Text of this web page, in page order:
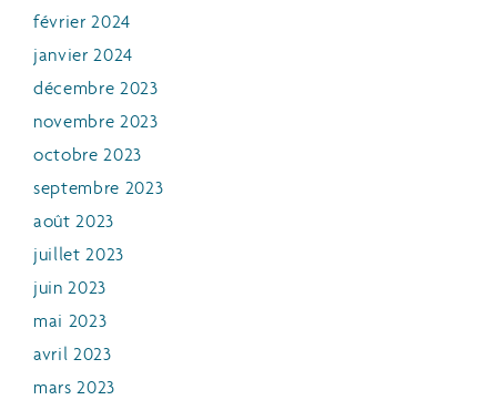
février 2024
janvier 2024
décembre 2023
novembre 2023
octobre 2023
septembre 2023
août 2023
juillet 2023
juin 2023
mai 2023
avril 2023
mars 2023